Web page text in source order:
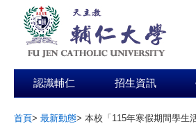
認識輔仁 招生資訊
首頁> 最新動態> 本校「115年寒假期間學生